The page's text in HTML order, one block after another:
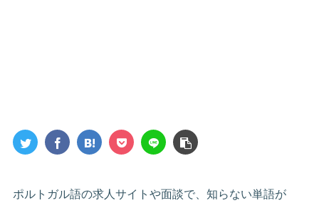
ポルトガル語の求人サイトや面談で、知らない単語が